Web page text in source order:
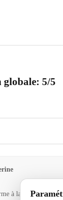
5/5
à la description et